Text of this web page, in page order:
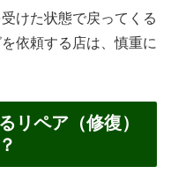
けた状態で戻ってくる
依頼する店は、慎重に
リペア（修復）